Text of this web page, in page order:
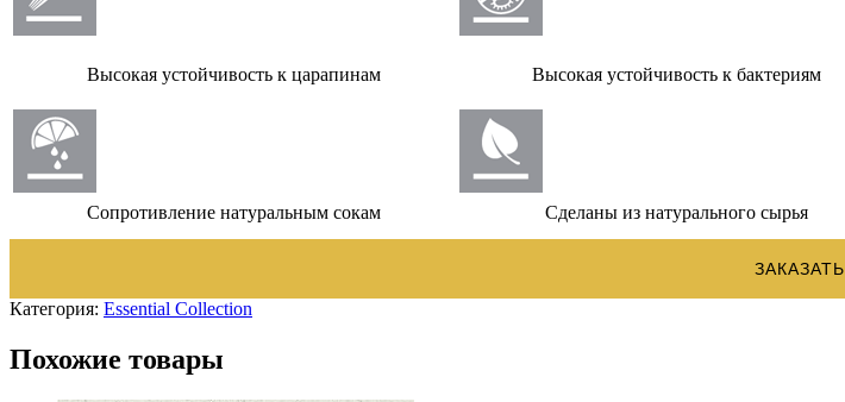
Высокая устойчивость к царапинам Высокая устойчивость к бактериям
Сопротивление натуральным сокам Сделаны из натурального сырья
ЗАКАЗАТЬ
Категория: Essential Collection
Похожие товары